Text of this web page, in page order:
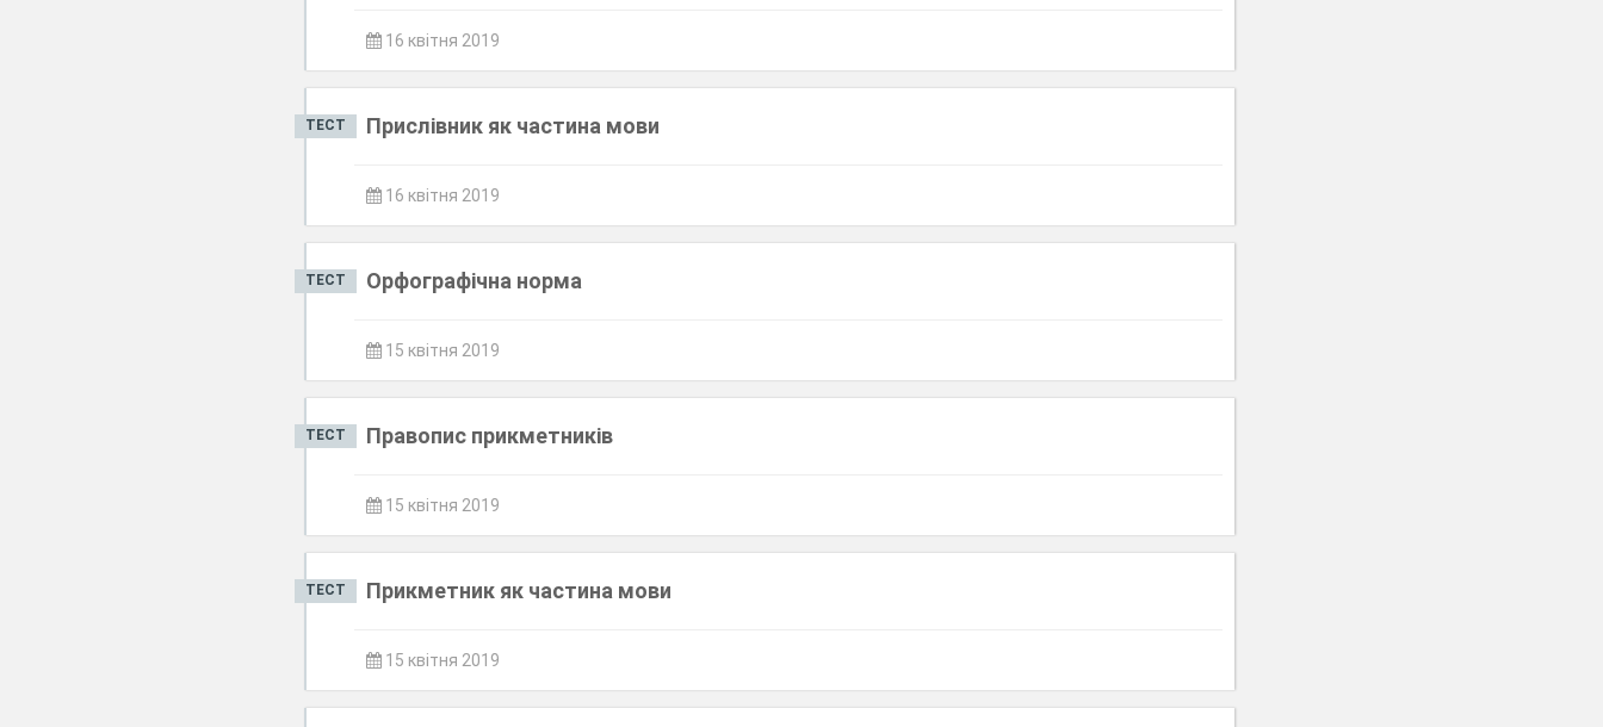
16 квітня 2019
ТЕСТ Прислівник як частина мови
16 квітня 2019
ТЕСТ Орфографічна норма
15 квітня 2019
ТЕСТ Правопис прикметників
15 квітня 2019
ТЕСТ Прикметник як частина мови
15 квітня 2019